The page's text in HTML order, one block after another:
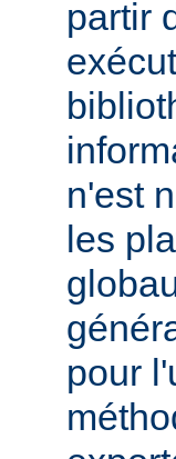
partir
n'est
les
pour